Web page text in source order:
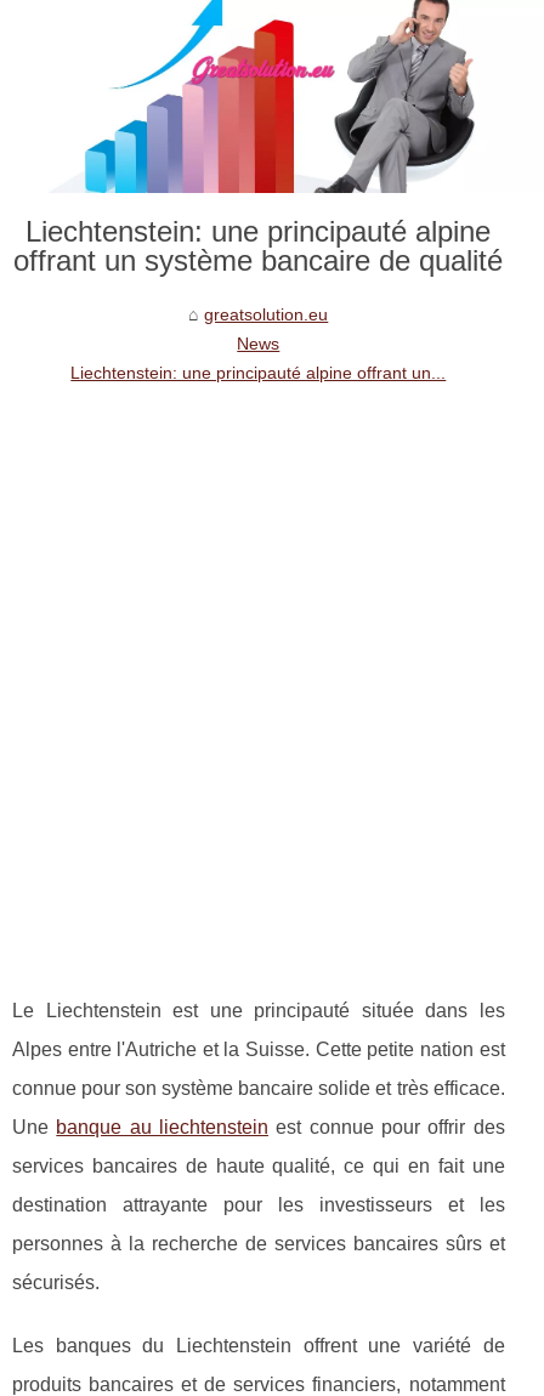
Liechtenstein: une principauté alpine
offrant un système bancaire de qualité
greatsolution.eu
News
Liechtenstein: une principauté alpine offrant un...
Le Liechtenstein est une principauté située dans les
Alpes entre l'Autriche et la Suisse. Cette petite nation est
connue pour son système bancaire solide et très efficace.
Une banque au liechtenstein est connue pour offrir des
services bancaires de haute qualité, ce qui en fait une
destination attrayante pour les investisseurs et les
personnes à la recherche de services bancaires sûrs et
sécurisés.
Les banques du Liechtenstein offrent une variété de
produits bancaires et de services financiers, notamment